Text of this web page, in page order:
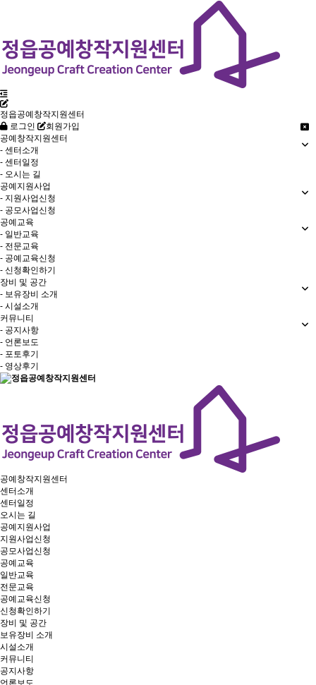
정읍공예창작지원센터
로그인
회원가입
공예창작지원센터
- 센터소개
- 센터일정
- 오시는 길
공예지원사업
- 지원사업신청
- 공모사업신청
공예교육
- 일반교육
- 전문교육
- 공예교육신청
- 신청확인하기
장비 및 공간
- 보유장비 소개
- 시설소개
커뮤니티
- 공지사항
- 언론보도
- 포토후기
- 영상후기
공예창작지원센터
센터소개
센터일정
오시는 길
공예지원사업
지원사업신청
공모사업신청
공예교육
일반교육
전문교육
공예교육신청
신청확인하기
장비 및 공간
보유장비 소개
시설소개
커뮤니티
공지사항
언론보도